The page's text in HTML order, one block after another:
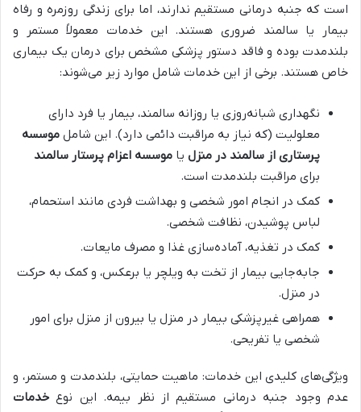
است که جنبه درمانی مستقیم ندارند، اما برای زندگی روزمره و رفاه
بیمار یا سالمند ضروری هستند. این خدمات معمولاً مستمر و
بلندمدت بوده و فاقد دستور پزشکی مشخص برای درمان یک بیماری
خاص هستند. برخی از این خدمات شامل موارد زیر می‌شوند:
نگهداری شبانه‌روزی یا روزانه سالمند، بیمار یا فرد دارای
معلولیت (که نیاز به مراقبت دائمی دارد). این شامل موسسه
پرستاری از سالمند در منزل یا موسسه اعزام پرستار سالمند
برای مراقبت بلندمدت است.
کمک در انجام امور شخصی و بهداشت فردی مانند استحمام،
لباس پوشیدن، نظافت شخصی.
کمک در تغذیه، آماده‌سازی غذا و مصرف مایعات.
جابه‌جایی بیمار از تخت به ویلچر یا برعکس، و کمک به حرکت
در منزل.
همراهی غیرپزشکی بیمار در منزل یا بیرون از منزل برای امور
شخصی یا تفریحی.
ویژگی‌های کلیدی این خدمات: ماهیت حمایتی، بلندمدت و مستمر، و
عدم وجود جنبه درمانی مستقیم از نظر بیمه. این نوع خدمات